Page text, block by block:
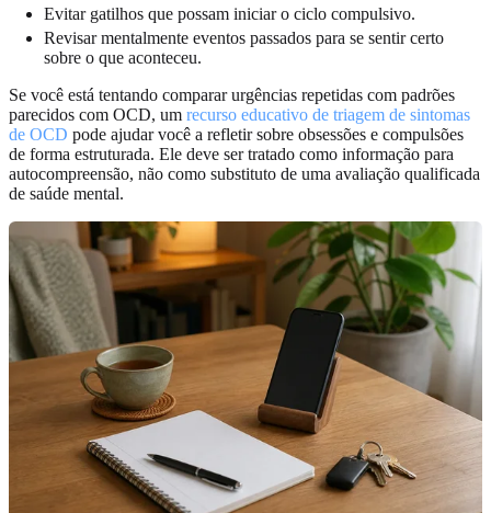
Evitar gatilhos que possam iniciar o ciclo compulsivo.
Revisar mentalmente eventos passados para se sentir certo
sobre o que aconteceu.
Se você está tentando comparar urgências repetidas com padrões
parecidos com OCD, um recurso educativo de triagem de sintomas
de OCD pode ajudar você a refletir sobre obsessões e compulsões
de forma estruturada. Ele deve ser tratado como informação para
autocompreensão, não como substituto de uma avaliação qualificada
de saúde mental.